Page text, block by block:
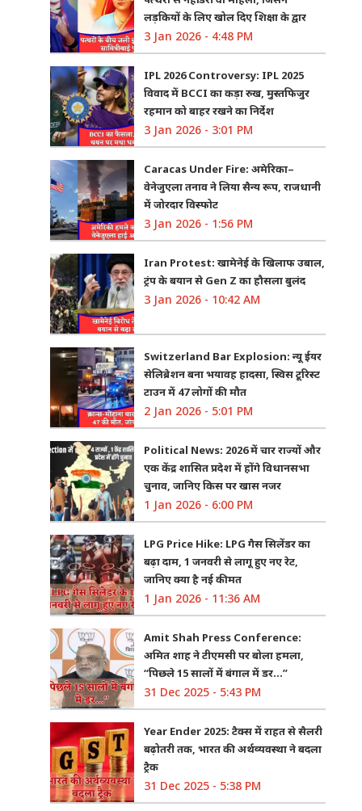
लड़कियों के लिए खोल दिए शिक्षा के द्वार
3 Jan 2026 - 4:48 PM
IPL 2026 Controversy: IPL 2025
विवाद में BCCI का कड़ा रुख, मुस्तफिजुर
रहमान को बाहर रखने का निर्देश
3 Jan 2026 - 3:01 PM
Caracas Under Fire: अमेरिका–
वेनेजुएला तनाव ने लिया सैन्य रूप, राजधानी
में जोरदार विस्फोट
3 Jan 2026 - 1:56 PM
Iran Protest: खामेनेई के खिलाफ उबाल,
ट्रंप के बयान से Gen Z का हौसला बुलंद
3 Jan 2026 - 10:42 AM
Switzerland Bar Explosion: न्यू ईयर
सेलिब्रेशन बना भयावह हादसा, स्विस टूरिस्ट
टाउन में 47 लोगों की मौत
2 Jan 2026 - 5:01 PM
Political News: 2026 में चार राज्यों और
एक केंद्र शासित प्रदेश में होंगे विधानसभा
चुनाव, जानिए किस पर खास नजर
1 Jan 2026 - 6:00 PM
LPG Price Hike: LPG गैस सिलेंडर का
बढ़ा दाम, 1 जनवरी से लागू हुए नए रेट,
जानिए क्या है नई कीमत
1 Jan 2026 - 11:36 AM
Amit Shah Press Conference:
अमित शाह ने टीएमसी पर बोला हमला,
“पिछले 15 सालों में बंगाल में डर…”
31 Dec 2025 - 5:43 PM
Year Ender 2025: टैक्स में राहत से सैलरी
बढ़ोतरी तक, भारत की अर्थव्यवस्था ने बदला
ट्रैक
31 Dec 2025 - 5:38 PM